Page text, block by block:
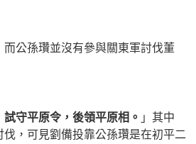
公孫瓚並沒有參與關東軍討伐董
守平原令，後領平原相。 」其中
，可見劉備投靠公孫瓚是在初平二